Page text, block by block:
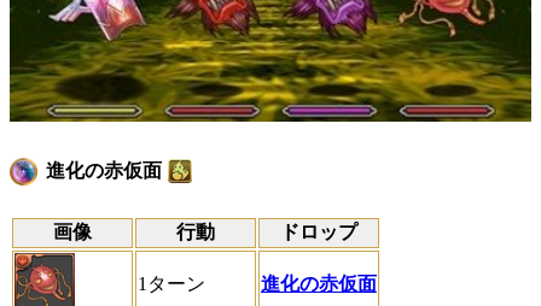
進化の赤仮面
画像 行動 ドロップ
1ターン 進化の赤仮面